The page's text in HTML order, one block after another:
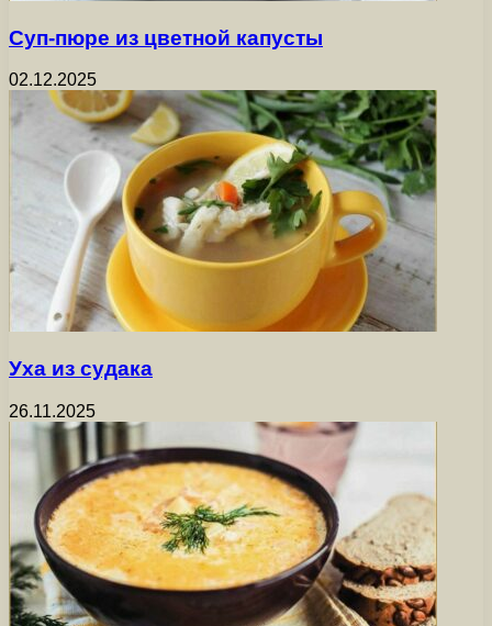
Суп-пюре из цветной капусты
02.12.2025
Уха из судака
26.11.2025